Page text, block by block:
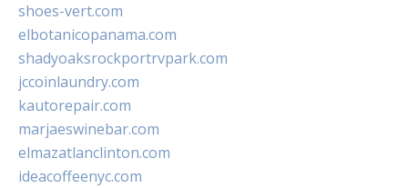
shoes-vert.com
elbotanicopanama.com
shadyoaksrockportrvpark.com
jccoinlaundry.com
kautorepair.com
marjaeswinebar.com
elmazatlanclinton.com
ideacoffeenyc.com